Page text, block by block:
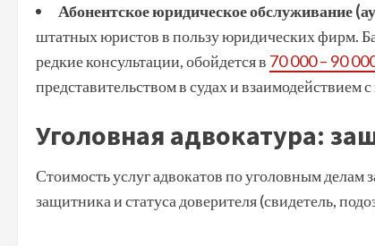
Абонентское юридическое обслуживание
штатных юристов в пользу юридических фирм.
редкие консультации, обойдется в 70 000 – 90
представительством в судах и взаимодействием
Уголовная адвокатура:
Стоимость услуг адвокатов по уголовным делам
защитника и статуса доверителя (свидетель,